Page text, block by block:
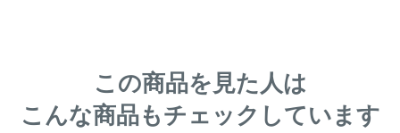
この商品を見た人は
こんな商品もチェックしています